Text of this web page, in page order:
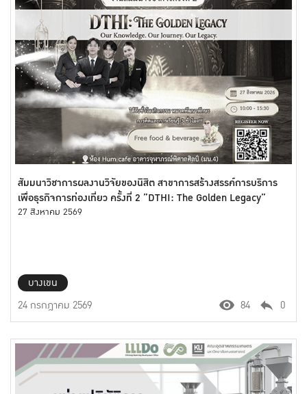
สัมมนาวิชาการผลงานวิจัยของนิสิต สาขาการสร้างสรรค์การบริการ
เพื่อธุรกิจการท่องเที่ยว ครั้งที่ 2 ”DTHI: The Golden Legacy”
27 สิงหาคม 2569
บางเขน
24 กรกฎาคม 2569
84 0